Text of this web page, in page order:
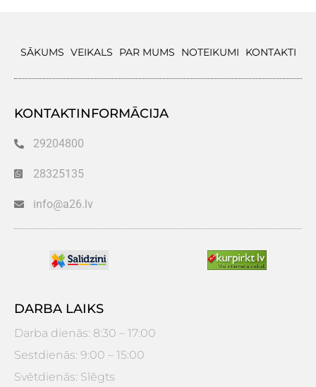
SĀKUMS VEIKALS PAR MUMS NOTEIKUMI KONTAKTI
KONTAKTINFORMĀCIJA
29204800
28325135
info@a26.lv
DARBA LAIKS
Darba dienās: 8:30 – 17:00
Sestdienās: 9:00 – 15:00
Svētdienās: Slēgts